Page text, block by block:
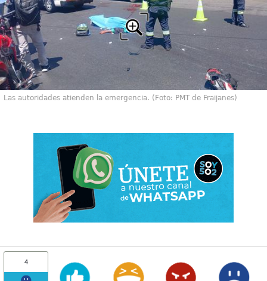
Las autoridades atienden la emergencia. (Foto: PMT de Fraijanes)
4